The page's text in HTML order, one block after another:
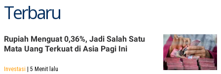
SITEMAP
PEDOMAN
PEMBERITAAN
SIBER
POLICY
Terbaru
Rupiah Menguat 0,36%, Jadi Salah Satu
Mata Uang Terkuat di Asia Pagi Ini
Investasi | 5 Menit lalu